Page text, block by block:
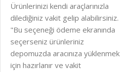
Ürünlerinizi kendi araçlarınızla
dilediğiniz vakit gelip alabilirsiniz.
"Bu seçeneği ödeme ekranında
seçerseniz ürünleriniz
depomuzda aracınıza yüklenmek
için hazırlanır ve vakit